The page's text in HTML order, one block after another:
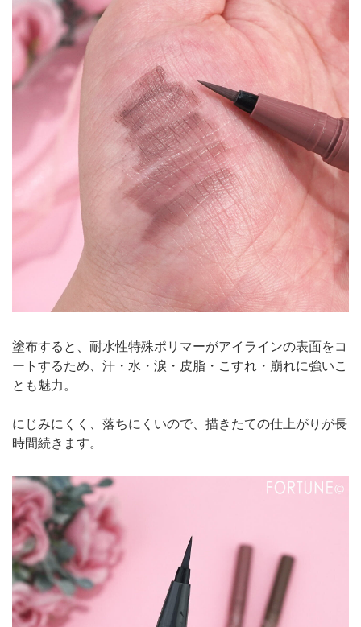
塗布すると、耐水性特殊ポリマーがアイラインの表面をコ
ートするため、汗・水・涙・皮脂・こすれ・崩れに強いこ
とも魅力。
にじみにくく、落ちにくいので、描きたての仕上がりが長
時間続きます。